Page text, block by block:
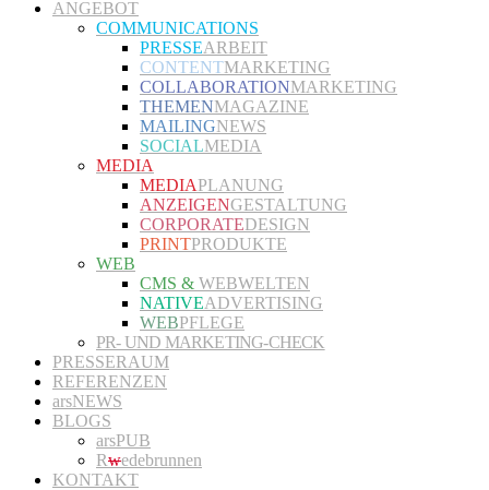
ANGEBOT
COMMUNICATIONS
PRESSEARBEIT
CONTENTMARKETING
COLLABORATIONMARKETING
THEMENMAGAZINE
MAILINGNEWS
SOCIALMEDIA
MEDIA
MEDIAPLANUNG
ANZEIGENGESTALTUNG
CORPORATEDESIGN
PRINTPRODUKTE
WEB
CMS & WEBWELTEN
NATIVEADVERTISING
WEBPFLEGE
PR- UND MARKETING-CHECK
PRESSERAUM
REFERENZEN
arsNEWS
BLOGS
arsPUB
Rwedebrunnen
KONTAKT